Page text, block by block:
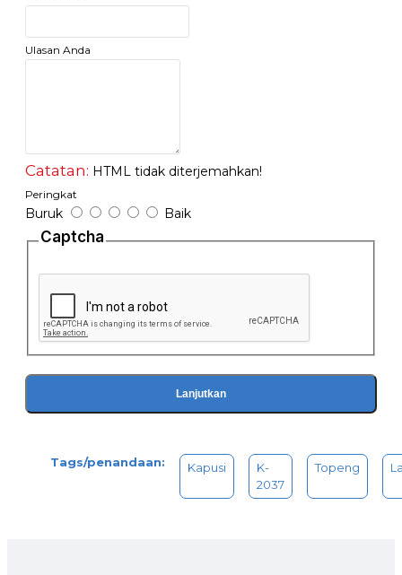
Ulasan Anda
Catatan: HTML tidak diterjemahkan!
Peringkat
Buruk Baik
Captcha
Lanjutkan
Tags/penandaan: Kapusi
K-
2037
Topeng